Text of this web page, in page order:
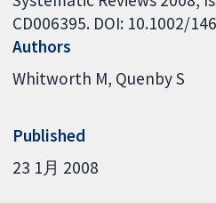
CD006395. DOI: 10.1002/
Authors
Whitworth M Quenby S
Published
23 1月 2008